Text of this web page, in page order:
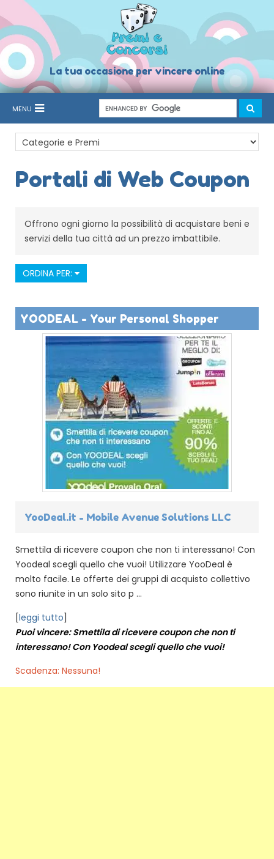
La tua occasione per vincere online
MENU
Portali di Web Coupon
Offrono ogni giorno la possibilità di acquistare beni e
servizi della tua città ad un prezzo imbattibile.
ORDINA PER:
YOODEAL - Your Personal Shopper
YooDeal.it - Mobile Avenue Solutions LLC
Smettila di ricevere coupon che non ti interessano! Con
Yoodeal scegli quello che vuoi! Utilizzare YooDeal è
molto facile. Le offerte dei gruppi di acquisto collettivo
sono riunite in un solo sito p ...
[leggi tutto]
Puoi vincere: Smettila di ricevere coupon che non ti
interessano! Con Yoodeal scegli quello che vuoi!
Scadenza: Nessuna!